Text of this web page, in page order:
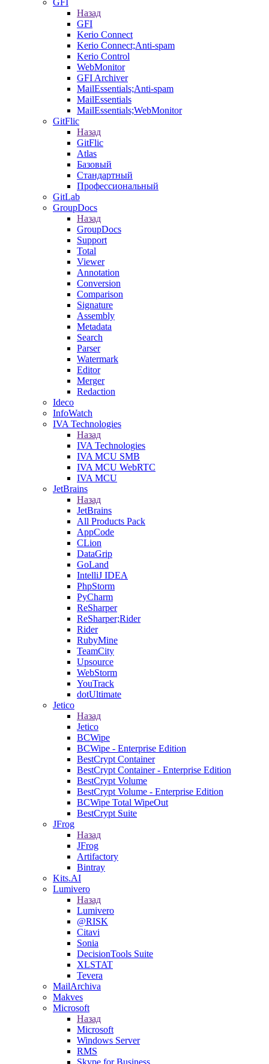
GFI
Назад
GFI
Kerio Connect
Kerio Connect;Anti-spam
Kerio Control
WebMonitor
GFI Archiver
MailEssentials;Anti-spam
MailEssentials
MailEssentials;WebMonitor
GitFlic
Назад
GitFlic
Atlas
Базовый
Стандартный
Профессиональный
GitLab
GroupDocs
Назад
GroupDocs
Support
Total
Viewer
Annotation
Conversion
Comparison
Signature
Assembly
Metadata
Search
Parser
Watermark
Editor
Merger
Redaction
Ideco
InfoWatch
IVA Technologies
Назад
IVA Technologies
IVA MCU SMB
IVA MCU WebRTC
IVA MCU
JetBrains
Назад
JetBrains
All Products Pack
AppCode
CLion
DataGrip
GoLand
IntelliJ IDEA
PhpStorm
PyCharm
ReSharper
ReSharper;Rider
Rider
RubyMine
TeamCity
Upsource
WebStorm
YouTrack
dotUltimate
Jetico
Назад
Jetico
BCWipe
BCWipe - Enterprise Edition
BestCrypt Container
BestCrypt Container - Enterprise Edition
BestCrypt Volume
BestCrypt Volume - Enterprise Edition
BCWipe Total WipeOut
BestCrypt Suite
JFrog
Назад
JFrog
Artifactory
Bintray
Kits.AI
Lumivero
Назад
Lumivero
@RISK
Citavi
Sonia
DecisionTools Suite
XLSTAT
Tevera
MailArchiva
Makves
Microsoft
Назад
Microsoft
Windows Server
RMS
Skype for Business